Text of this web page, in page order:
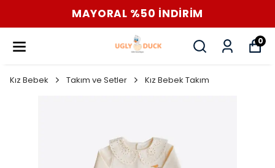
MAYORAL %50 İNDİRİM
0
Kız Bebek Takım ve Setler Kız Bebek Takım